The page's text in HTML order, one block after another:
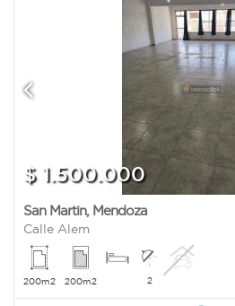
$ 1.500.000
San Martin, Mendoza
Calle Alem
200m2 200m2 2